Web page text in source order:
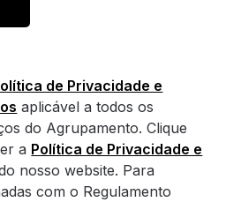
de Privacidade e
aplicável a todos os
do Agrupamento. Clique
a Política de Privacidade e
nosso website. Para
com o Regulamento